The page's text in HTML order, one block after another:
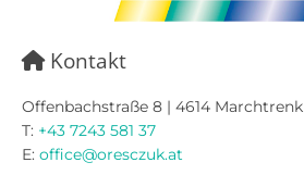
Kontakt
Offenbachstraße 8 | 4614 Marchtrenk
T: +43 7243 581 37
E: office@oresczuk.at